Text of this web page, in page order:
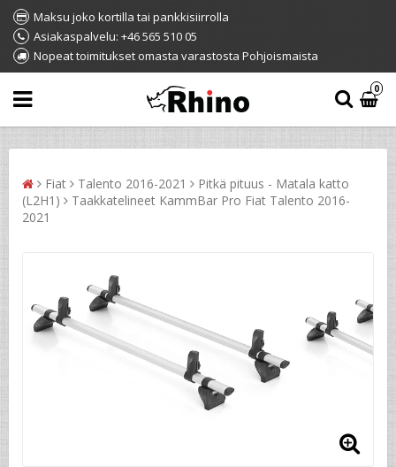
Maksu joko kortilla tai pankkisiirrolla
Asiakaspalvelu: +46 565 510 05
Nopeat toimitukset omasta varastosta Pohjoismaista
0
Fiat Talento 2016-2021
Pitkä pituus - Matala katto
(L2H1)
Taakkatelineet KammBar Pro Fiat Talento 2016-
2021